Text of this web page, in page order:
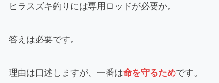
ヒラスズキ釣りには専用ロッドが必要か。
答えは必要です。
理由は口述しますが、一番は命を守るためです。